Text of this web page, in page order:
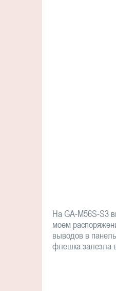
На GA-M56S-S3
моем
выводов в
флешка залезла